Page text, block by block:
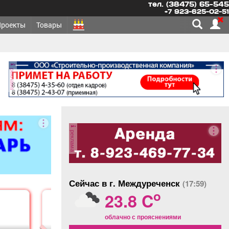
тел. (38475) 65-545
+7 923-625-02-51
Товары
реклама
реклама
Сейчас в г. Междуреченск (17:59)
23.8 Co
облачно с прояснениями